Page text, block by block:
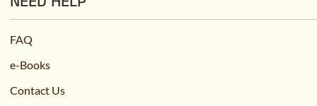
FAQ
e-Books
Contact Us